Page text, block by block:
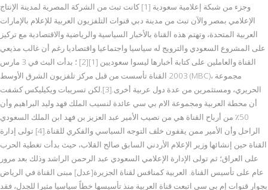
وجزء من شبكة إعلامية سعودية [1] كانت تبث من الشركة المصرية لمدينة الإنتاج
الإعلامي بمصر والآن تبث من مدينة دبي قنوات التلفزيون العربية للإعلام بالإمارات
العربية المتحدة، وتهتم هذه القناة بالأخبار السياسية والرياضية والاقتصادية مع تركيز
على المشروع السعودي والترويج له سياسيا واجتماعيا واقتصاديا رغم أن غالب مذيعي
القناة والعاملين على كتابة أخبارها ليسوا سعوديين [1][2] ؛ بدأت البث في 3 مارس
2003 القناة تأسست من قبل مركز تلفزيون الشرق الأوسط (MBC)، مجموعة
الحريري، ومستثمرين من عدة دول عربية أخرى.[3].لكن تسريبات ويكيليكس كشفت
أن محطة العربية ومجموعة الام بي سي عائدة لنسيب الملك فهد وليد البراهيم وأن
50٪ من أرباح القناة هي من نصيب الأمير عبد العزيز بن فهد ابن الملك السعودي
الراحل وأن الأمير ممن يقفون خلف التوجه السياسي والفكري للقناة.[4] تولى إدارة
القناة حين إنشائها وزير الإعلام الأردني السابق صالح القلاب، حيث بدأت تغطية الحرب
على العراق؛ ثم تولى الإدارة الإعلامي السعودي عبد الرحمن الراشد وذلك بعد مرور
عام على تأسيس القناة. العربية كمنافس لقناة الجزيرة[عدل] مبنى القناة في الرياض
بجوار قنوات إم بي سي اتبعت قناة العربية منذ تأسيسها خطاً سياسيا مثيرا للجدل، فقد